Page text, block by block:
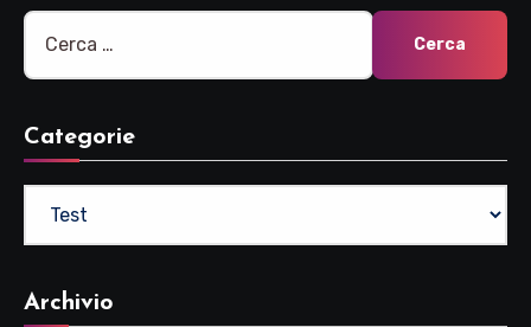
Ricerca
per:
Categorie
Archivio